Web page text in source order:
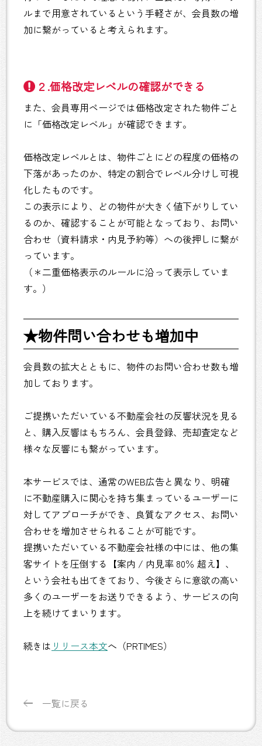
ルまで用意されているという手軽さが、会員数の増
加に繋がっていると考えられます。
２.価格改定レベルの確認ができる
また、会員専用ページでは価格改定された物件ごと
に「価格改定レベル」が確認できます。
価格改定レベルとは、物件ごとにどの程度の価格の
下落があったのか、特定の割合でレベル分けし可視
化したものです。
この表示により、どの物件が大きく値下がりしてい
るのか、確認することが可能となっており、お問い
合わせ（資料請求・内見予約等）への後押しに繋が
っています。
（＊二重価格表示のルールに沿って表示していま
す。）
★物件問い合わせも増加中
会員数の拡大とともに、物件のお問い合わせ数も増
加しております。
ご提携いただいている不動産会社の反響状況を見る
と、購入反響はもちろん、会員登録、売却査定など
様々な反響にも繋がっています。
本サービスでは、通常のWEB広告と異なり、明確
に不動産購入に関心を持ち集まっているユーザーに
対してアプローチができ、良質なアクセス、お問い
合わせを増加させられることが可能です。
提携いただいている不動産会社様の中には、他の集
客サイトを圧倒する【案内 / 内見率 80％ 超え】、
という会社も出てきており、今後さらに意欲の高い
多くのユーザーをお送りできるよう、サービスの向
上を続けてまいります。
続きは リリース本文へ（PRTIMES）
一覧に戻る